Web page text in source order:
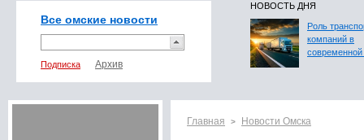
Все омские новости
Подписка
НОВОСТЬ ДНЯ
Роль
компаний в
современной
Главная > Новости Омска